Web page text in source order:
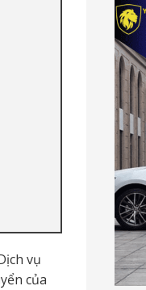
vụ
của